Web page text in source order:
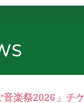
音楽祭2026」チ